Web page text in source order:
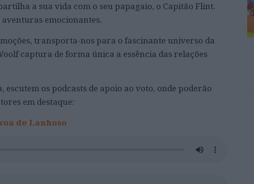
a sua vida com o seu papagaio, o Capitão Flint.
emocionantes.
transporta-nos para o fascinante universo da
captura de forma única a essência das relações
os podcasts de apoio ao voto, onde poderão
em destaque:
de Lanhoso